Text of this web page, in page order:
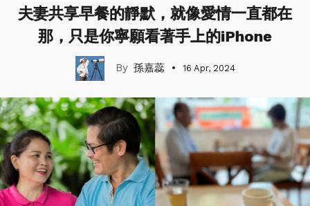
夫妻共享早餐的靜默，就像愛情一直都在
那，只是你寧願看著手上的iPhone
孫嘉蕊 16 Apr, 2024